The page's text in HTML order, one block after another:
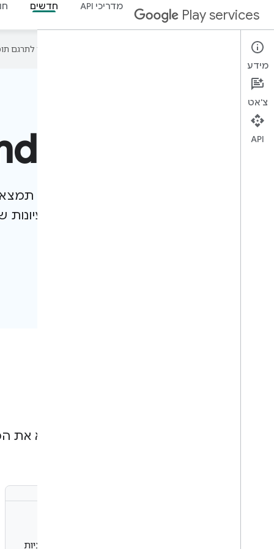
Play services
מדריכי API חדשים
פיתוח ל-Android
ליצור אפליקציות למיליארדי מכשירים. כאן
כאן תוכלו למצוא
קיצור הזמן והמאמץ שנדרשים לפיתוח באמצעות פונקציות
מידע
צ'אט
API